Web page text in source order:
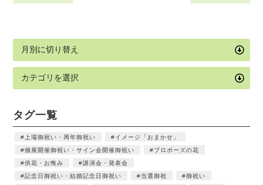
タグ一覧
上場御祝い・周年御祝い
イメージ「おまかせ」
個展開催御祝い・サイン会開催御祝い
プロポーズの花
供花・お悔み
講演会・発表会
記念日御祝い・結婚記念日御祝い
当選御祝
御祝い